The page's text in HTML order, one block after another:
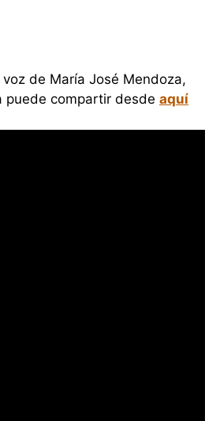
de María José Mendoza,
puede compartir desde aquí